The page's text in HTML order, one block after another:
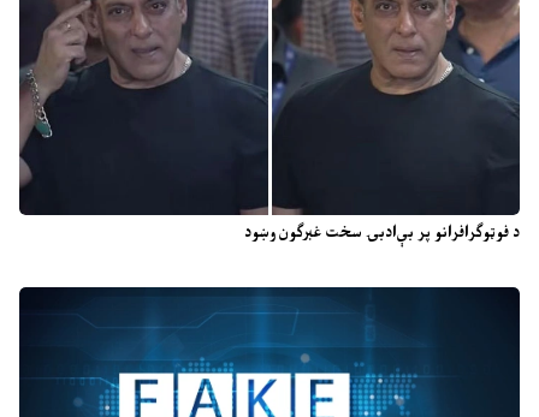
د فوټوګرافرانو پر بې‌ادبۍ سخت غبرګون وښود